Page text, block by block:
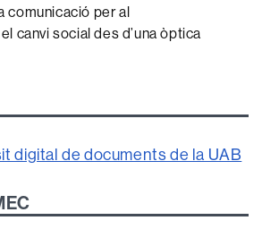
comunicació per al
canvi social des d’una òptica